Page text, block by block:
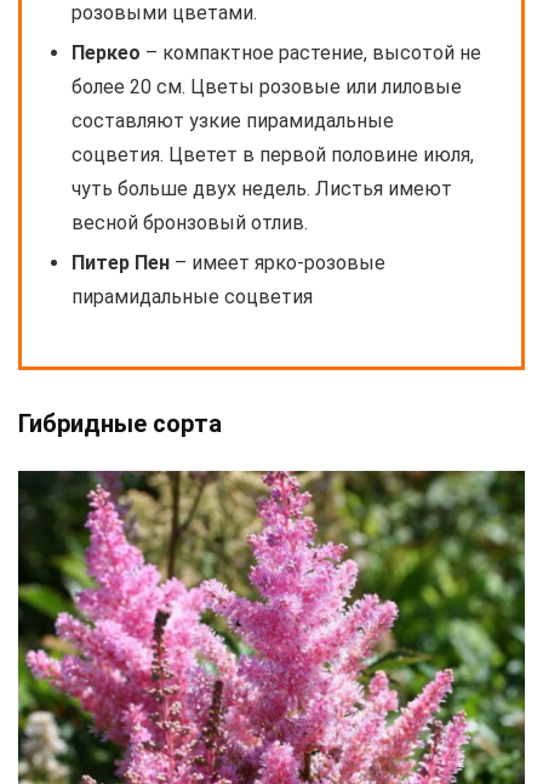
розовыми цветами.
Перкео – компактное растение, высотой не
более 20 см. Цветы розовые или лиловые
составляют узкие пирамидальные
соцветия. Цветет в первой половине июля,
чуть больше двух недель. Листья имеют
весной бронзовый отлив.
Питер Пен – имеет ярко-розовые
пирамидальные соцветия
Гибридные сорта